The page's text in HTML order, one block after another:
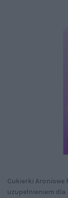
Cukierki
uzupełnieniem